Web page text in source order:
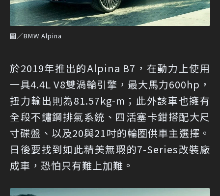
圖／BMW Alpina
於2019年推出的Alpina B7，在動力上使用
一具4.4L V8雙渦輪引擎，最大馬力600hp，
扭力輸出則為81.57kg-m；此外該車也擁有
全段不鏽鋼排氣系統、四活塞卡鉗搭配大尺
寸碟盤、以及20與21吋的輪圈供車主選擇。
日後要找到如此精美無瑕的7-Series改裝廠
成車，恐怕只有難上加難。